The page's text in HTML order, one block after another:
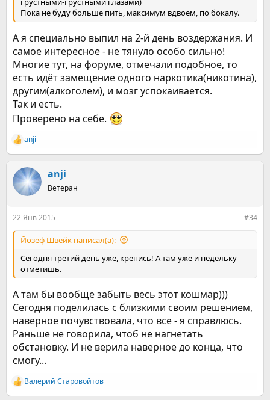
Пока не буду больше пить, максимум вдвоем, по бокалу.
А я специально выпил на 2-й день воздержания. И
самое интересное - не тянуло особо сильно!
Многие тут, на форуме, отмечали подобное, то
есть идёт замещение одного наркотика(никотина),
другим(алкоголем), и мозг успокаивается.
Так и есть.
Проверено на себе.
Р
е
к
ц
и
anji
anji
Ветеран
22 Янв 2015 #34
Йозеф Швейк написал(а):
Сегодня третий день уже, крепись! А там уже и недельку
отметишь.
А там бы вообще забыть весь этот кошмар)))
Сегодня поделилась с близкими своим решением,
наверное почувствовала, что все - я справлюсь.
Раньше не говорила, чтоб не нагнетать
обстановку. И не верила наверное до конца, что
смогу...
Р
е
Валерий Старовойтов